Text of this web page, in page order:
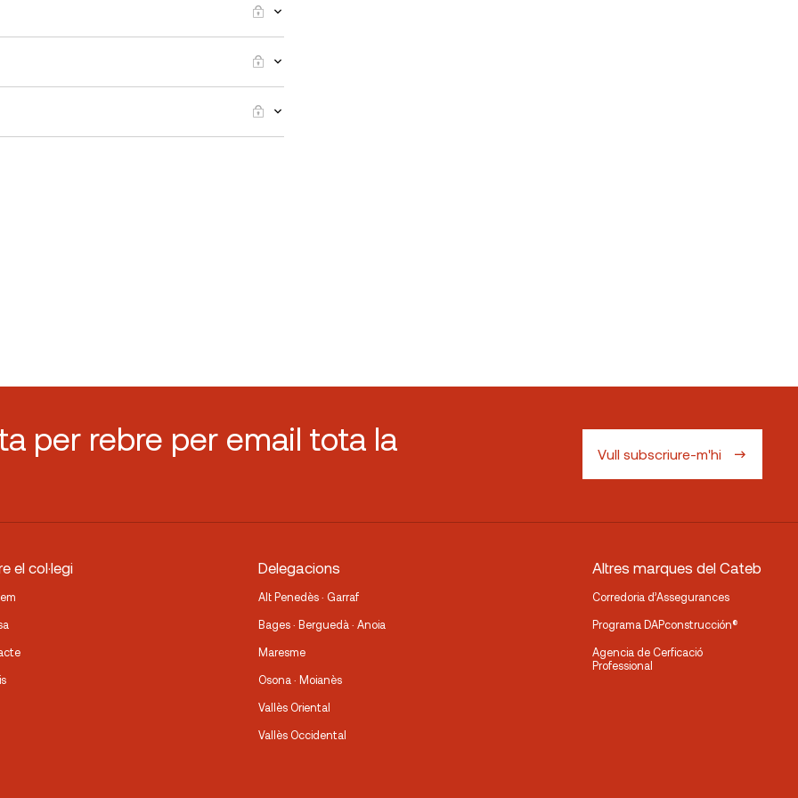
per rebre per email tota la
Vull subscriure-m'hi
el col·legi Delegacions
Alt Penedès · Garraf
Bages · Berguedà · Anoia
Maresme
Osona · Moianès
Vallès Oriental
Vallès Occidental
Altres marques del Cateb
Corredoria d’Assegurances
Programa DAPconstrucción®
Agencia de Cerficació
Professional